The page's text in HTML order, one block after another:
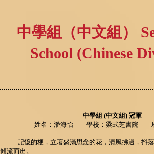
中學組（中文組）
School (Chinese
中學組 (中文組) 冠軍
姓名：潘海怡 學校：梁式芝書院
記憶的梗，立著盛滿思念的花，清風拂過，抖
傾流而出。